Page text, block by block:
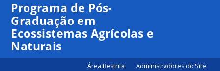
Programa de Pós-
Graduação em
Ecossistemas Agrícolas e
Naturais
Área Restrita Administradores do Site